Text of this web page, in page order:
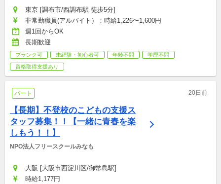
東京 [調布市/西調布駅 徒歩5分]
非常勤職員(アルバイト）：時給1,226〜1,600円
週1回からOK
長期歓迎
ブランク可 未経験・初心者可 年齢不問
学歴不問
資格取得支援あり
パート 20日前
【長期】不登校のこどもの支援ス
タッフ募集！！【一緒に青春を楽
しもう！！】
NPO法人フリースクールみなも
大阪 [大阪市西淀川区/御幣島駅]
時給1,177円